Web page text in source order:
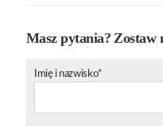
Masz pytania? Zostaw
Imię i nazwisko*